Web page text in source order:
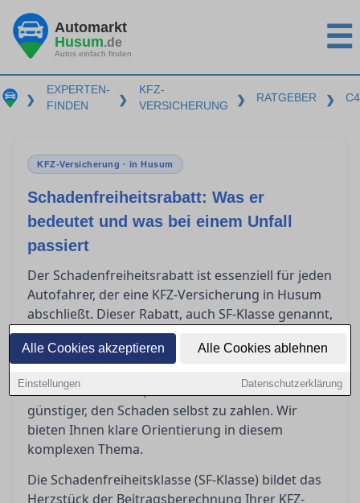
Alle Cookies akzeptieren Alle Cookies ablehnen
Einstellungen Datenschutzerklärung
Automarkt
Husum.de
Autos einfach finden ☰
❯
EXPERTEN-
FINDEN
❯
KFZ-
VERSICHERUNG
❯ RATGEBER ❯
KFZ-Versicherung · in Husum
Schadenfreiheitsrabatt: Was er
bedeutet und was bei einem Unfall
passiert
Der Schadenfreiheitsrabatt ist essenziell für jeden
Autofahrer, der eine KFZ-Versicherung in Husum
abschließt. Dieser Rabatt, auch SF-Klasse genannt,
kann erhebliche Einsparungen bei der
Versicherungsprämie bedeuten. Doch was
kann teuer werden, und manchmal ist es
günstiger, den Schaden selbst zu zahlen. Wir
bieten Ihnen klare Orientierung in diesem
komplexen Thema.
Die Schadenfreiheitsklasse (SF-Klasse) bildet das
Herzstück der Beitragsberechnung Ihrer KFZ-